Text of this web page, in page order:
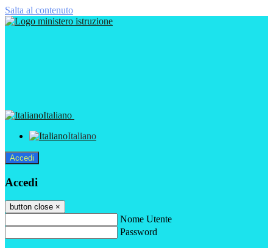
Salta al contenuto
Italiano
Italiano
Accedi
Accedi
button close ×
Nome Utente
Password